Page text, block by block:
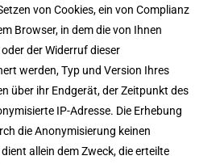
von Cookies, ein von Complianz
Browser, in dem die von Ihnen
der Widerruf dieser
werden, Typ und Version Ihres
über ihr Endgerät, der Zeitpunkt des
IP-Adresse. Die Erhebung
die Anonymisierung keinen
allein dem Zweck, die erteilte